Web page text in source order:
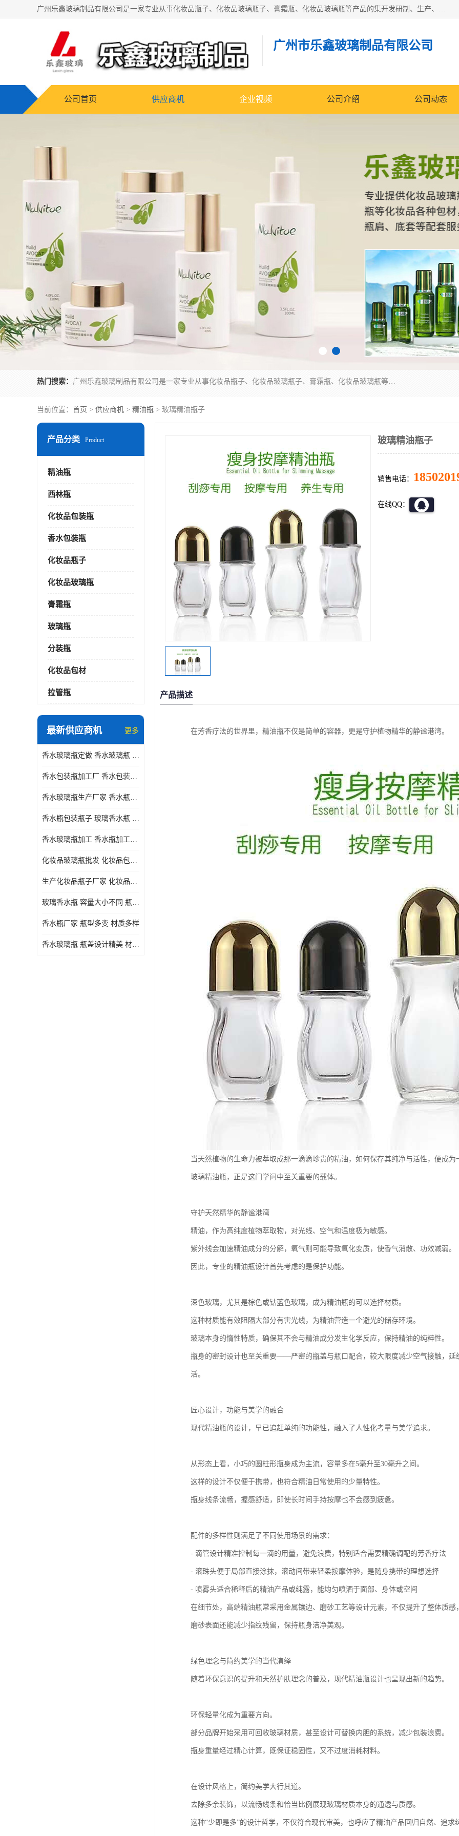
广州乐鑫玻璃制品有限公司是一家专业从事化妆品瓶子、化妆品玻璃瓶子、膏霜瓶、化妆品玻璃瓶等产品的集开发研制、生产、销售于一体的实业型玻璃制品生产企业。产品从设计、开模、试样、生产、蒙砂、抛光、喷涂、高低温单色及多色印刷，烫金（银）到交货实现一条龙服务。
广州市乐鑫玻璃制品有限公司
公司首页 供应商机 企业视频 公司介绍 公司动态
热门搜索： 广州乐鑫玻璃制品有限公司是一家专业从事化妆品瓶子、化妆品玻璃瓶子、膏霜瓶、化妆品玻璃瓶等产品的集开发研制、生产、销售于一体的实业型玻璃制品生产企业。产品从设计、开模、试样、生产、蒙砂、抛光、喷涂、高低温单色及多色印刷，烫金（银）到交货实现一条龙服务。
当前位置： 首页 > 供应商机 > 精油瓶 > 玻璃精油瓶子
产品分类 Product
精油瓶
西林瓶
化妆品包装瓶
香水包装瓶
化妆品瓶子
化妆品玻璃瓶
膏霜瓶
玻璃瓶
分装瓶
化妆品包材
拉管瓶
最新供应商机 更多
香水玻璃瓶定做 香水玻璃瓶 瓶型多变
香水包装瓶加工厂 香水包装瓶厂家 瓶盖设计精美
香水玻璃瓶生产厂家 香水瓶设计 通常配有喷雾器或滴管
香水瓶包装瓶子 玻璃香水瓶 材质多样
香水玻璃瓶加工 香水瓶加工厂 容量大小不同
化妆品玻璃瓶批发 化妆品包材 具有良好的密封性能
生产化妆品瓶子厂家 化妆品玻璃瓶 采用塑料或玻璃材质制成
玻璃香水瓶 容量大小不同 瓶盖设计精美
香水瓶厂家 瓶型多变 材质多样
香水玻璃瓶 瓶盖设计精美 材质多样
玻璃精油瓶子
销售电话：
在线QQ：
产品描述
在芳香疗法的世界里，精油瓶不仅是简单的容器，更是守护植物精华的静谧港湾。
当天然植物的生命力被萃取成那一滴滴珍贵的精油，如何保存其纯净与活性，便成
玻璃精油瓶，正是这门学问中至关重要的载体。
守护天然精华的静谧港湾
精油，作为高纯度植物萃取物，对光线、空气和温度极为敏感。
紫外线会加速精油成分的分解，氧气则可能导致氧化变质，使香气消散、功效减弱。
因此，专业的精油瓶设计首先考虑的是保护功能。
深色玻璃，尤其是棕色或钴蓝色玻璃，成为精油瓶的可以选择材质。
这种材质能有效阻隔大部分有害光线，为精油营造一个避光的储存环境。
玻璃本身的惰性特质，确保其不会与精油成分发生化学反应，保持精油的纯粹性。
瓶身的密封设计也至关重要——严密的瓶盖与瓶口配合，较大限度减少空气接触，延
活。
匠心设计，功能与美学的融合
现代精油瓶的设计，早已追赶单纯的功能性，融入了人性化考量与美学追求。
从形态上看，小巧的圆柱形瓶身成为主流，容量多在5毫升至30毫升之间。
这样的设计不仅便于携带，也符合精油日常使用的少量特性。
瓶身线条流畅，握感舒适，即使长时间手持按摩也不会感到疲惫。
配件的多样性则满足了不同使用场景的需求：
- 滴管设计精准控制每一滴的用量，避免浪费，特别适合需要精确调配的芳香疗法
- 滚珠头便于局部直接涂抹，滚动间带来轻柔按摩体验，是随身携带的理想选择
- 喷雾头适合稀释后的精油产品或纯露，能均匀喷洒于面部、身体或空间
在细节处，高端精油瓶常采用金属镶边、磨砂工艺等设计元素，不仅提升了整体质感
磨砂表面还能减少指纹残留，保持瓶身洁净美观。
绿色理念与简约美学的当代演绎
随着环保意识的提升和天然护肤理念的普及，现代精油瓶设计也呈现出新的趋势。
环保轻量化成为重要方向。
部分品牌开始采用可回收玻璃材质，甚至设计可替换内胆的系统，减少包装浪费。
瓶身重量经过精心计算，既保证稳固性，又不过度消耗材料。
在设计风格上，简约美学大行其道。
去除多余装饰，以流畅线条和恰当比例展现玻璃材质本身的通透与质感。
这种“少即是多”的设计哲学，不仅符合现代审美，也呼应了精油产品回归自然、追求